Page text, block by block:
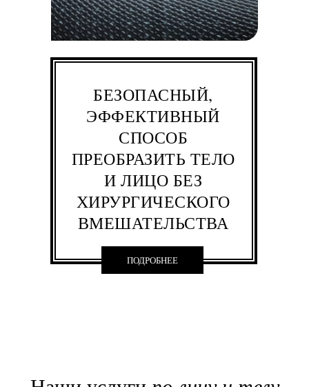
БЕЗОПАСНЫЙ,
ЭФФЕКТИВНЫЙ
СПОСОБ
ПРЕОБРАЗИТЬ ТЕЛО
И ЛИЦО БЕЗ
ХИРУРГИЧЕСКОГО
ВМЕШАТЕЛЬСТВА
ПОДРОБНЕЕ